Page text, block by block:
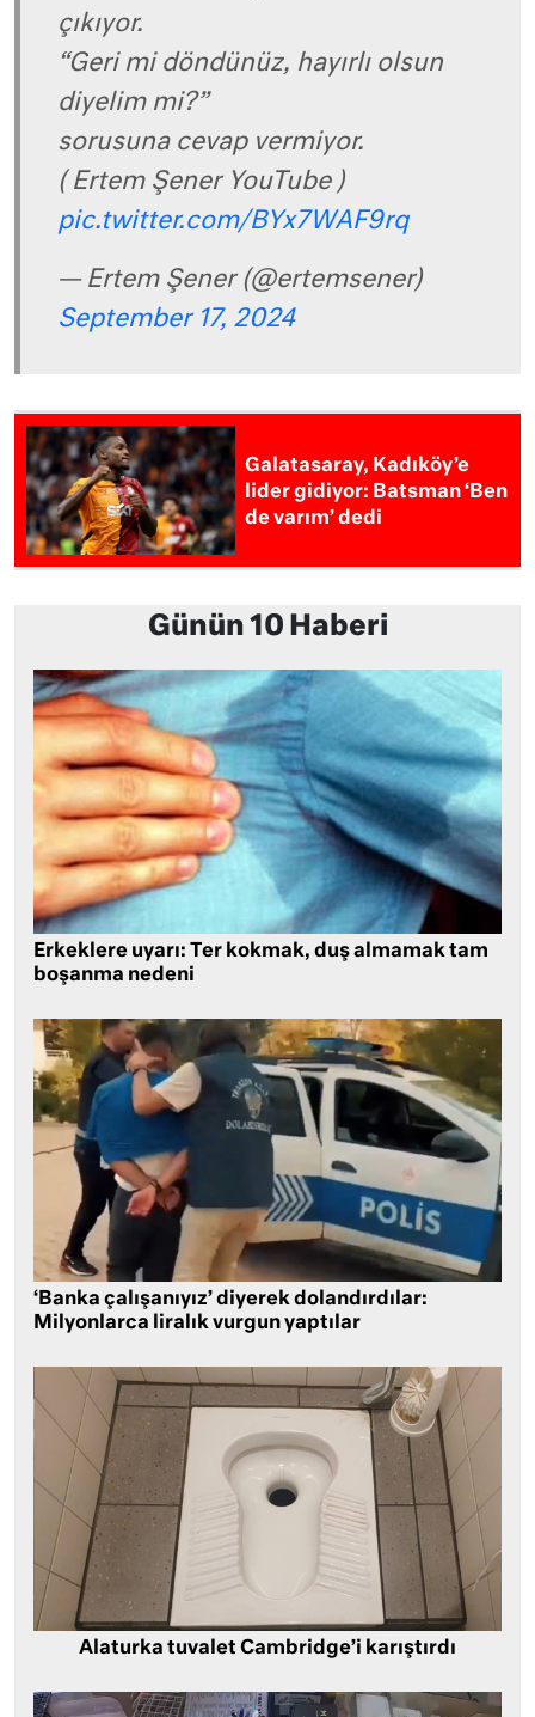
çıkıyor.
“Geri mi döndünüz, hayırlı olsun
diyelim mi?”
sorusuna cevap vermiyor.
( Ertem Şener YouTube )
pic.twitter.com/BYx7WAF9rq
— Ertem Şener (@ertemsener)
September 17, 2024
Galatasaray, Kadıköy’e
lider gidiyor: Batsman ‘Ben
de varım’ dedi
Günün 10 Haberi
Erkeklere uyarı: Ter kokmak, duş almamak tam
boşanma nedeni
‘Banka çalışanıyız’ diyerek dolandırdılar:
Milyonlarca liralık vurgun yaptılar
Alaturka tuvalet Cambridge’i karıştırdı